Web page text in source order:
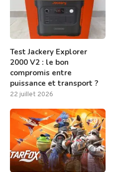
Test Jackery Explorer
2000 V2 : le bon
compromis entre
puissance et transport ?
22 juillet 2026
8.0